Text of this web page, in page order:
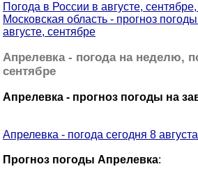
Погода в России в августе,
Московская область - прогноз
августе, сентябре
Апрелевка - погода на неделю,
сентябре
Апрелевка - прогноз погоды на
Апрелевка - погода сегодня 8
Прогноз погоды Апрелевка: